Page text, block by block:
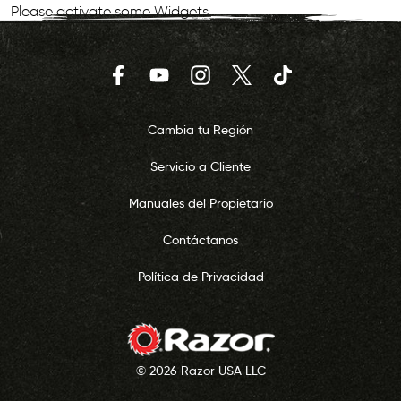
Please activate some Widgets.
FacebookYouTubeInstagram
Twitter TikTok
Cambia tu Región
Servicio a Cliente
Manuales del Propietario
Contáctanos
Política de Privacidad
© 2026 Razor USA LLC